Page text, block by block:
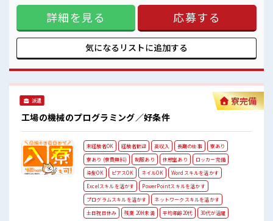
のんびりスマホチェック♪
持ち物が多いあなたにもぴったり☆
ロッカー付き職場♪
#ryo
テンツ開発修正も行います) ※寮アリのお仕事！一人暮らしス
タートにもピッタリ♪ ■お仕事PR ≪寮費無料≫ 一人暮らしを
してみたい、 地元から出て新しい場所で働いてみたい、 すぐ
に働けて稼げる仕事がしたい…そんな方にピッタリな「寮あ
り」のお仕事です！ 赴任地までの交通費も当社が負担(規定
有)！ 遠方の方もご安心して応募ください！ ≪1日1時間程の
す♪ ≪土日祝休のお仕事≫ 家族や友人と一緒にプライベート
満喫！ ≪髪色自由で自分らしく働く≫ 明るすぎたり奇抜でな
れば多少のヘアカラーもOKなのはウレシイPoint☆ 休憩室で
自分タイム！ のんびりスマホチェック♪ 持ち物が多いあなた
にもぴったり☆ ロッカー付き職場♪ #ryo
詳細を見る 応募する
気になるリストに追加する
派遣
工場の機械のプログラミング／好条件
寮完備
未経験者OK 経験者歓迎 高収入 長期の仕事
寮あり
寮あり (寮費無料)
制服あり 休憩室あり
ロッカー完備
染髪OK
ピアスOK ネイルOK
Wordスキルを活かす
Excelスキルを活かす
PowerPointスキルを活かす
プログラムスキルを活かす
ネットワークスキルを活かす
土日祝日休み
残業 20H未満 平均年齢20代 30代が活躍